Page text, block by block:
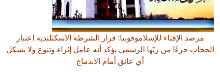
مرصد الإفتاء للإسلاموفوبيا: قرار الشرطة الاسكتلندية اعتبار
الحجاب جزءًا من زيّها الرسمي يؤكد أنه عامل إثراء وتنوع ولا يشكل
أي عائق أمام الاندماج